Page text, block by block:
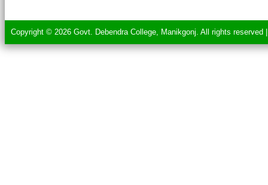
Copyright © 2026 Govt. Debendra College, Manikgonj. All rights reserved